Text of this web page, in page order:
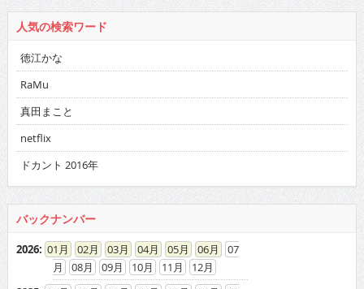
人気の検索ワード
徳江かな
RaMu
真田まこと
netflix
ドカント 2016年
バックナンバー
2026: 01 02 03 04 05 06
07
08
09 10 11
12